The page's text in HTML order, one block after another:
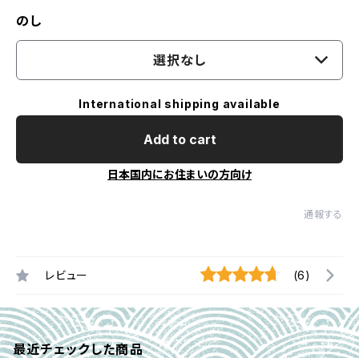
のし
選択なし
International shipping available
Add to cart
日本国内にお住まいの方向け
通報する
レビュー (6)
最近チェックした商品